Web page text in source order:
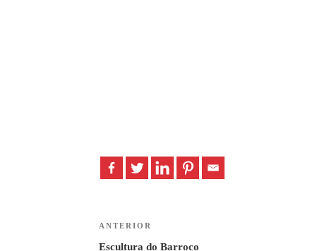
Navegação
Previous
Post
ANTERIOR
Escultura do Barroco